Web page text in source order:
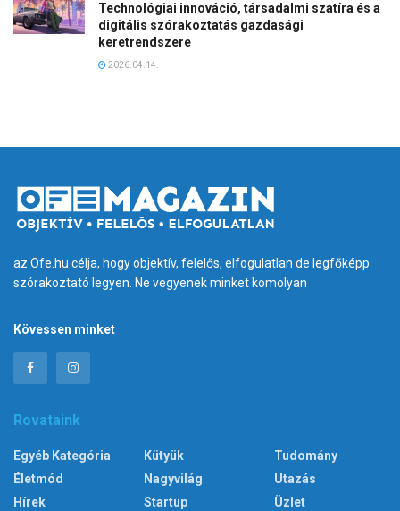
Technológiai innováció, társadalmi szatíra és a
digitális szórakoztatás gazdasági
keretrendszere
2026.04.14.
az Ofe.hu célja, hogy objektív, felelős, elfogulatlan de legfőképp
szórakoztató legyen. Ne vegyenek minket komolyan
Kövessen minket
Rovataink
Egyéb Kategória
Életmód
Hírek
Kütyük
Nagyvilág
Startup
Tudomány
Utazás
Üzlet